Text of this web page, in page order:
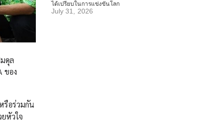
ดุล
ของ
รือร่วมกัน
หัวใจ
ได้เปรียบในการแข่งขันโลก
July 31, 2026